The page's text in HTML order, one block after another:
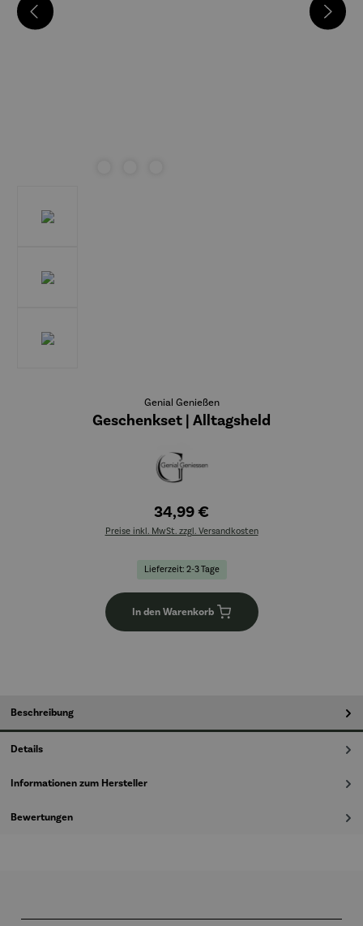
Genial Genießen
Geschenkset | Alltagsheld
34,99 €
Preise inkl. MwSt. zzgl. Versandkosten
Lieferzeit: 2-3 Tage
In den Warenkorb
Beschreibung
Details
Informationen zum Hersteller
Bewertungen